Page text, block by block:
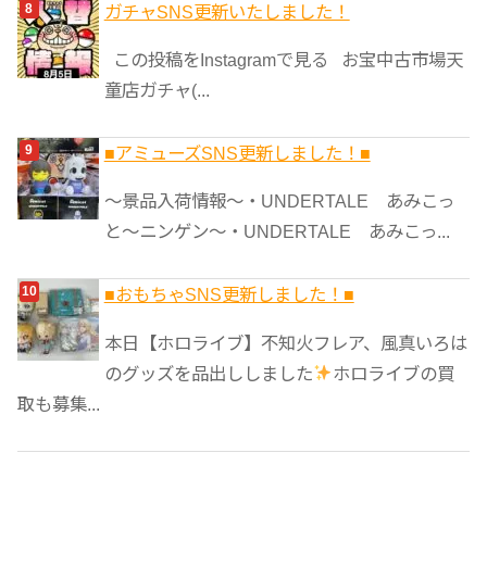
ガチャSNS更新いたしました！
この投稿をInstagramで見る お宝中古市場天
童店ガチャ(...
■アミューズSNS更新しました！■
～景品入荷情報～・UNDERTALE あみこっ
と～ニンゲン～・UNDERTALE あみこっ...
■おもちゃSNS更新しました！■
本日【ホロライブ】不知火フレア、風真いろは
のグッズを品出ししました
ホロライブの買
取も募集...